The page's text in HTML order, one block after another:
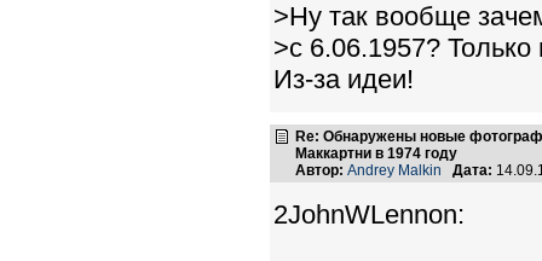
>Ну так вообще
>с 6.06.1957? Только
Из-за идеи!
Re: Обнаружены новые
Маккартни в 1974 году
Автор: Andrey Malkin Дата:
2JohnWLennon: